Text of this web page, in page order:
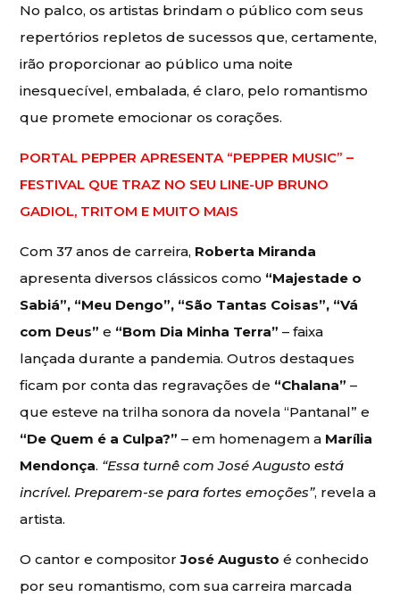
No palco, os artistas brindam o público com seus
repertórios repletos de sucessos que, certamente,
irão proporcionar ao público uma noite
inesquecível, embalada, é claro, pelo romantismo
que promete emocionar os corações.
PORTAL PEPPER APRESENTA “PEPPER MUSIC” –
FESTIVAL QUE TRAZ NO SEU LINE-UP BRUNO
GADIOL, TRITOM E MUITO MAIS
Com 37 anos de carreira, Roberta Miranda
apresenta diversos clássicos como “Majestade o
Sabiá”, “Meu Dengo”, “São Tantas Coisas”, “Vá
com Deus” e “Bom Dia Minha Terra”– faixa
lançada durante a pandemia. Outros destaques
ficam por conta das regravações de “Chalana” –
que esteve na trilha sonora da novela “Pantanal” e
“De Quem é a Culpa?” – em homenagem a Marília
Mendonça. “Essa turnê com José Augusto está
incrível. Preparem-se para fortes emoções”, revela a
artista.
O cantor e compositorJosé Augusto é conhecido
por seu romantismo, com sua carreira marcada